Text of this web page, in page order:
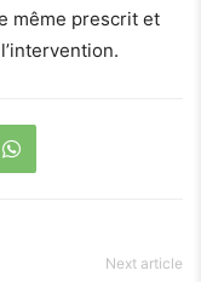
même prescrit et
Next article